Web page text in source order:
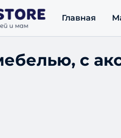
Главная
с